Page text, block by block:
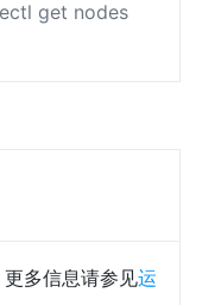
get nodes
多信息请参见运